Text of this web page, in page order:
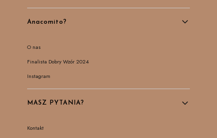
Linki w stopce
Anacomito?
O nas
Finalista Dobry Wzór 2024
Instagram
MASZ PYTANIA?
Kontakt